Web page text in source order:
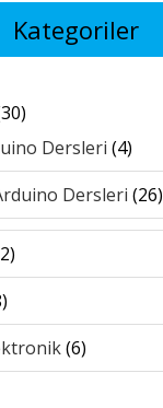
Kategoriler
Dersleri (4)
Dersleri (26)
(6)